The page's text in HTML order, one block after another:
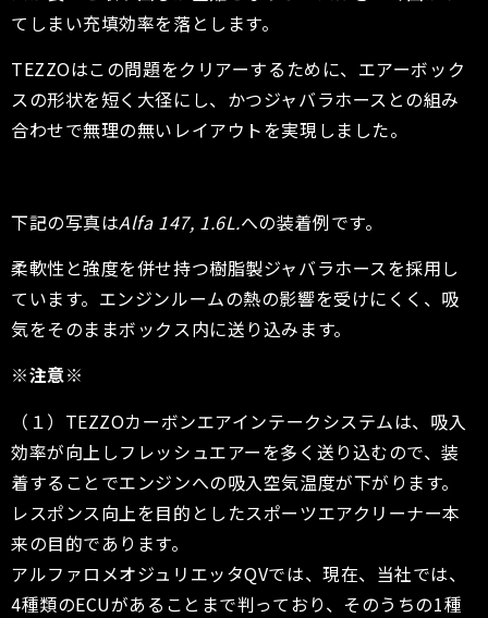
てしまい充填効率を落とします。
TEZZOはこの問題をクリアーするために、エアーボック
スの形状を短く大径にし、かつジャバラホースとの組み
合わせで無理の無いレイアウトを実現しました。
下記の写真はAlfa 147, 1.6L.への装着例です。
柔軟性と強度を併せ持つ樹脂製ジャバラホースを採用し
ています。エンジンルームの熱の影響を受けにくく、吸
気をそのままボックス内に送り込みます。
※注意※
（１）TEZZOカーボンエアインテークシステムは、吸入
効率が向上しフレッシュエアーを多く送り込むので、装
着することでエンジンへの吸入空気温度が下がります。
レスポンス向上を目的としたスポーツエアクリーナー本
来の目的であります。
アルファロメオジュリエッタQVでは、現在、当社では、
4種類のECUがあることまで判っており、そのうちの1種